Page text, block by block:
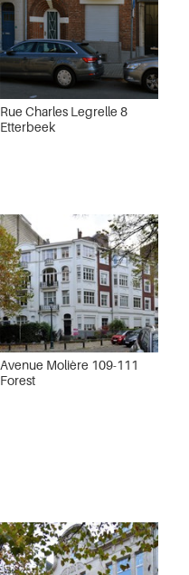
Rue Charles Legrelle 8
Etterbeek
Avenue Molière 109-111
Forest